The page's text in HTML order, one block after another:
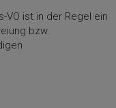
ist in der Regel ein
bzw.